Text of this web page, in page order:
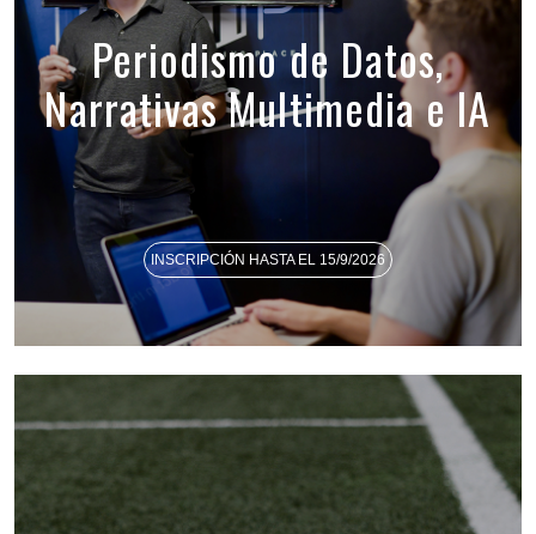
Periodismo de Datos,
Narrativas Multimedia e IA
INSCRIPCIÓN HASTA EL 15/9/2026